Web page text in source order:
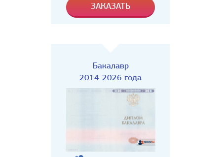
Бакалавр
2014-2026 года